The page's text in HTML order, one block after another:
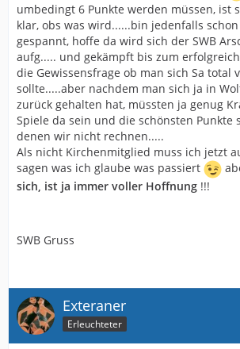
umbedingt 6 Punkte werden müssen, ist
klar, obs was wird......bin jedenfalls
gespannt, hoffe da wird sich der SWB
aufg..... und gekämpft bis zum
die Gewissensfrage ob man sich Sa total
sollte.....aber nachdem man sich ja in
zurück gehalten hat, müssten ja genug
Spiele da sein und die schönsten Punkte
denen wir nicht rechnen.....
Als nicht Kirchenmitglied muss ich jetzt
sagen was ich glaube was passiert
sich, ist ja immer voller Hoffnung !!!
SWB Gruss
Exteraner
Erleuchteter